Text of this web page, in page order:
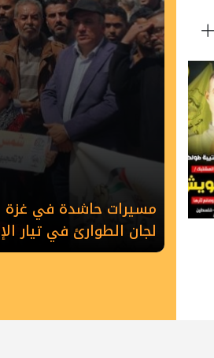
مسيرات حاشدة في غزة
لجان الطوارئ في تيار